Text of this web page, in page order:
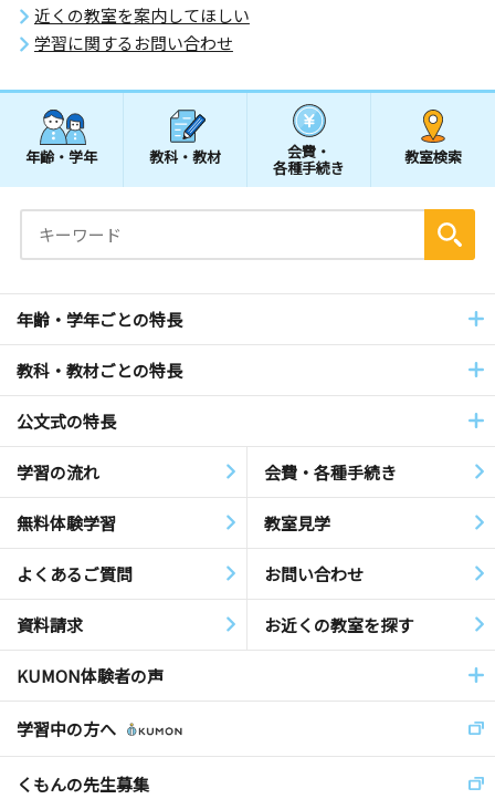
近くの教室を案内してほしい
学習に関するお問い合わせ
年齢・学年 教科・教材 会費・
各種手続き
教室検索
年齢・学年ごとの特長
教科・教材ごとの特長
公文式の特長
学習の流れ 会費・各種手続き
無料体験学習 教室見学
よくあるご質問 お問い合わせ
資料請求 お近くの教室を探す
KUMON体験者の声
学習中の方へ
くもんの先生募集